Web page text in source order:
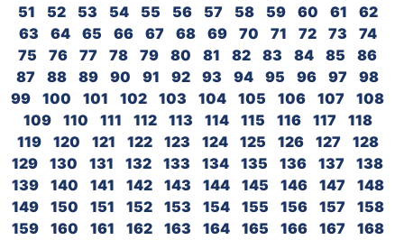
51
52 53 54 55 56 57 58 59 60 61
62
63
64 65 66 67 68 69 70 71 72 73
74
75
76 77 78 79 80 81 82 83 84 85
86
87
88 89 90 91 92 93 94 95 96 97
98
99
100 101 102 103 104 105 106 107
108
109
110 111 112 113 114 115 116 117
118
119
120 121 122 123 124 125 126 127
128
129
130 131 132 133 134 135 136 137
138
139
140 141 142 143 144 145 146 147
148
149
150 151 152 153 154 155 156 157
158
159
160 161 162 163 164 165 166 167
168